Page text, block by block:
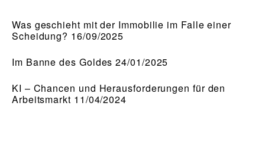
Was geschieht mit der Immobilie im Falle einer
Scheidung? 16/09/2025
Im Banne des Goldes 24/01/2025
KI – Chancen und Herausforderungen für den
Arbeitsmarkt 11/04/2024